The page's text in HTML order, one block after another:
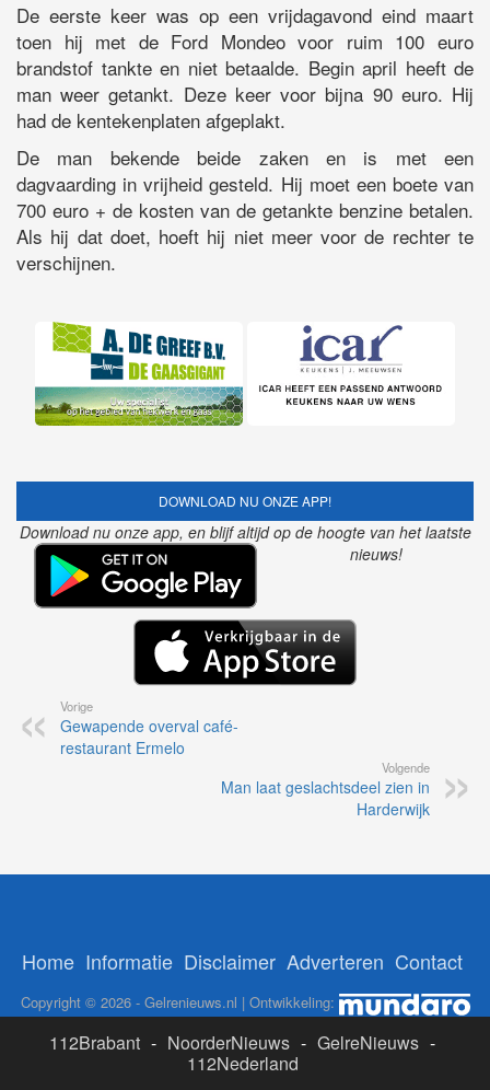
De eerste keer was op een vrijdagavond eind maart
toen hij met de Ford Mondeo voor ruim 100 euro
brandstof tankte en niet betaalde. Begin april heeft de
man weer getankt. Deze keer voor bijna 90 euro. Hij
had de kentekenplaten afgeplakt.
De man bekende beide zaken en is met een
dagvaarding in vrijheid gesteld. Hij moet een boete van
700 euro + de kosten van de getankte benzine betalen.
Als hij dat doet, hoeft hij niet meer voor de rechter te
verschijnen.
DOWNLOAD NU ONZE APP!
Download nu onze app, en blijf altijd op de hoogte van het laatste
nieuws!
Vorige
Gewapende overval café-
restaurant Ermelo
Volgende
Man laat geslachtsdeel zien in
Harderwijk
Home Informatie Disclaimer Adverteren Contact
Copyright © 2026 - Gelrenieuws.nl | Ontwikkeling:
112Brabant - NoorderNieuws - GelreNieuws -
112Nederland